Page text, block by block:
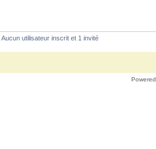
utilisateur inscrit et 1 invité